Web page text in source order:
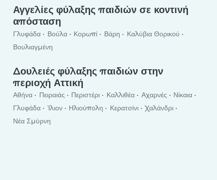
Αγγελίες φύλαξης παιδιών σε κοντινή
απόσταση
Γλυφάδα Βούλα Κορωπί Βάρη
Καλύβια Θορικού
Βουλιαγμένη
Δουλειές φύλαξης παιδιών στην
περιοχή Αττική
Αθήνα Πειραιάς Περιστέρι Καλλιθέα Αχαρνές
Νίκαια
Γλυφάδα
Ίλιον Ηλιούπολη Κερατσίνι
Χαλάνδρι
Νέα Σμύρνη